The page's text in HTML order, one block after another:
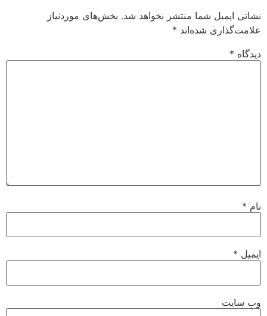
نشانی ایمیل شما منتشر نخواهد شد. بخش‌های موردنیاز
علامت‌گذاری شده‌اند *
دیدگاه *
نام *
ایمیل *
وب‌ سایت